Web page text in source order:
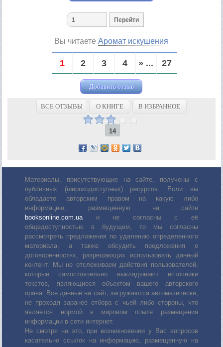
Вы читаетеАромат искушения
1 2 3 4 » ... 27
Добавить отзыв
ВСЕ ОТЗЫВЫ О КНИГЕ В ИЗБРАННОЕ
14
Материалы, присутствующие на сайте, получены с
публичных (широкодоступных) ресурсов. Если вы
обладаете авторским правом на какую либо
информацию, размещенную на сайте
booksonline.com.uaи не согласны с её
общедоступностью в будущем, то мы согласны
рассмотреть предложения по удалению определенного
материала, а также обсудить предложения о
договоренностях, разрешающих использовать данный
контент. Мы не отслеживаем действия пользователей,
которые самостоятельно выкладывают источники
текстов, являющиеся объектом вашего авторского
права. Все данные на сайт, загружаются автоматически,
не проходя заранее отбора с чьей либо стороны, что
является нормой в мировом опыте размещения
информации в сети интернет.
Не смотря на это, при возникновении у Вас вопросов
касательно ссылок на информацию, размещенную на